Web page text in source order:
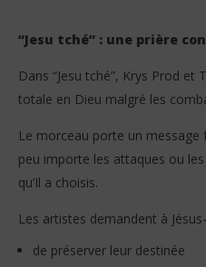
“Jesu tché” : une prière
Dans “Jesu tché”, Krys Prod
totale en Dieu malgré les
Le morceau porte un message
peu importe les attaques ou
qu’Il a choisis.
Les artistes demandent à
de préserver leur destinée